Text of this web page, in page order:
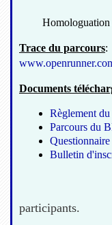
Trace du parcours:
Documents
Règlement
Parcours du
Bulletin
participants.